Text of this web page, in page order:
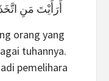
أَرَأَيْتَ مَنِ
orang yang
tuhannya.
pemelihara